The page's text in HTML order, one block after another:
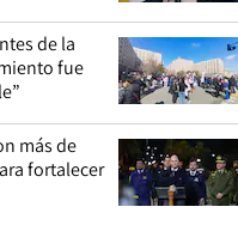
de la
fue
más de
fortalecer